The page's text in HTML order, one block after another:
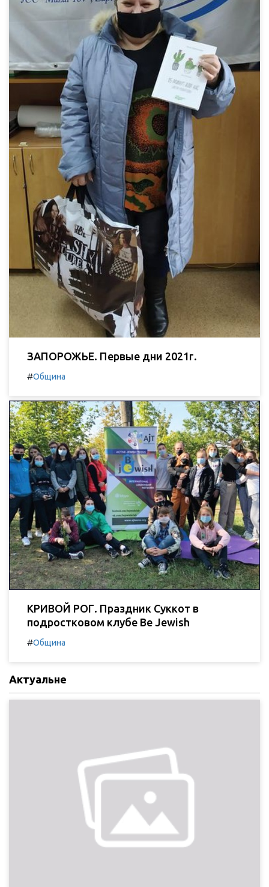
ЗАПОРОЖЬЕ. Первые дни 2021г.
#Община
КРИВОЙ РОГ. Праздник Суккот в
подростковом клубе Be Jewish
#Община
Актуальне